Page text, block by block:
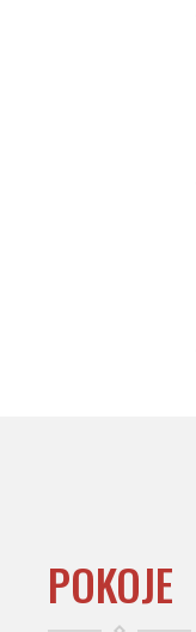
POKOJE